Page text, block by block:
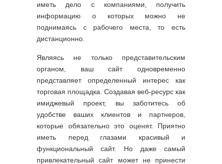
иметь дело с компаниями, получить
информацию о которых можно не
поднимаясь с рабочего места, то есть
дистанционно.
Являясь не только представительским
органом, ваш сайт одновременно
представляет определенный интерес как
торговая площадка. Создавая веб-ресурс как
имиджевый проект, вы заботитесь об
удобстве ваших клиентов и партнеров,
которые обязательно это оценят. Приятно
иметь перед глазами красивый и
функциональный сайт. Но даже самый
привлекательный сайт может не принести